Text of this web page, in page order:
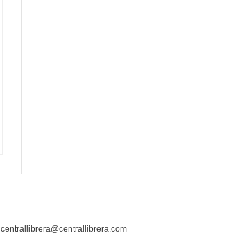
centrallibrera@centrallibrera.com